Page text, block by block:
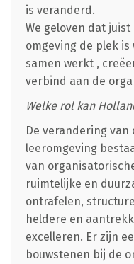
is veranderd.
We geloven dat
omgeving de plek
samen werkt ,
verbind aan de
Welke rol kan
De verandering
leeromgeving
van
ruimtelijke en
ontrafelen,
heldere en
excelleren. Er zijn
bouwstenen bij de